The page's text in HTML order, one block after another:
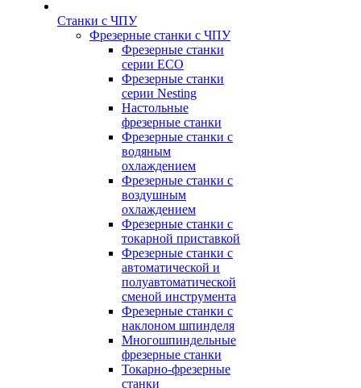
Станки с ЧПУ
Фрезерные станки с ЧПУ
Фрезерные станки
серии ECO
Фрезерные станки
серии Nesting
Настольные
фрезерные станки
Фрезерные станки с
водяным
охлаждением
Фрезерные станки с
воздушным
охлаждением
Фрезерные станки с
токарной приставкой
Фрезерные станки с
автоматической и
полуавтоматической
сменой инструмента
Фрезерные станки с
наклоном шпинделя
Многошпиндельные
фрезерные станки
Токарно-фрезерные
станки